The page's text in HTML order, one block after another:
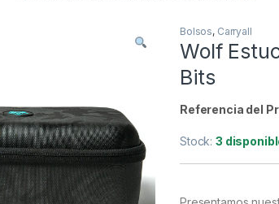
Búsqueda no disponible
No se pudo cargar el widget de búsqueda.
Reintentar
Bolsos, Carryall
Wolf
Bits
Referencia del
Stock:3